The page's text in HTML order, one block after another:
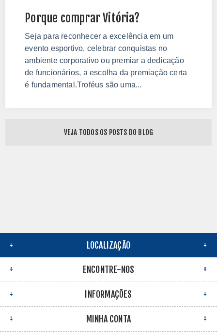
Porque comprar Vitória?
Seja para reconhecer a excelência em um
evento esportivo, celebrar conquistas no
ambiente corporativo ou premiar a dedicação
de funcionários, a escolha da premiação certa
é fundamental.Troféus são uma...
VEJA TODOS OS POSTS DO BLOG
LOCALIZAÇÃO
ENCONTRE-NOS
INFORMAÇÕES
MINHA CONTA